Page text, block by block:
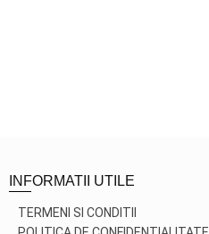
INFORMATII UTILE
TERMENI SI CONDITII